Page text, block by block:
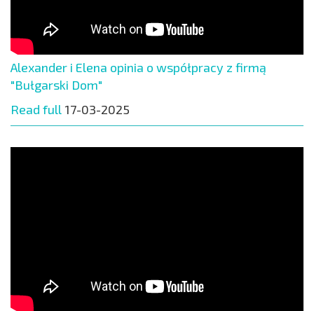
Alexander i Elena opinia o współpracy z firmą
"Bułgarski Dom"
Read full 17-03-2025